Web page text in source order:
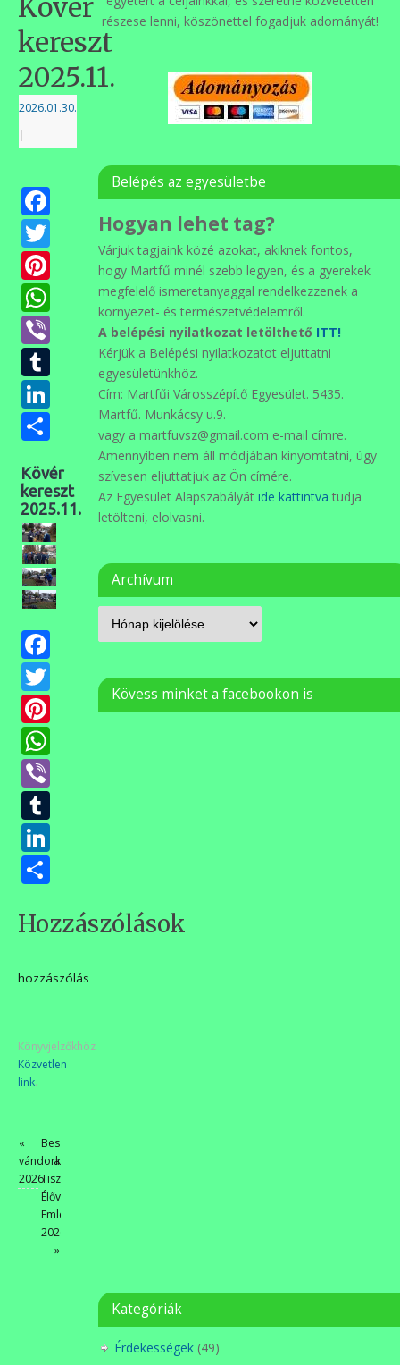
Kövér
kereszt
2025.11.
2026.01.30.
|
Facebook
Twitter
Pinterest
WhatsApp
Viber
Tumblr
LinkedIn
Ossza
meg
Kövér
kereszt
2025.11.
Facebook
Twitter
Pinterest
WhatsApp
Viber
Tumblr
LinkedIn
Ossza
meg
Hozzászólások
hozzászólás
Könyvjelzőkhöz
Közvetlen
link.
«
vándorkiállítás
2026
Beszámoló
a
Tisza
Élővilágának
Emléknapjáról
2026
»
részese lenni, köszönettel fogadjuk adományát!
Belépés az egyesületbe
Hogyan lehet tag?
Várjuk tagjaink közé azokat, akiknek fontos,
hogy Martfű minél szebb legyen, és a gyerekek
megfelelő ismeretanyaggal rendelkezzenek a
környezet- és természetvédelemről.
A belépési nyilatkozat letölthető ITT!
Kérjük a Belépési nyilatkozatot eljuttatni
egyesületünkhöz.
Cím: Martfűi Városszépítő Egyesület. 5435.
Martfű. Munkácsy u.9.
vagy a martfuvsz@gmail.com e-mail címre.
Amennyiben nem áll módjában kinyomtatni, úgy
szívesen eljuttatjuk az Ön címére.
Az Egyesület Alapszabályát ide kattintva tudja
letölteni, elolvasni.
Archívum
Kövess minket a facebookon is
Kategóriák
Érdekességek (49)